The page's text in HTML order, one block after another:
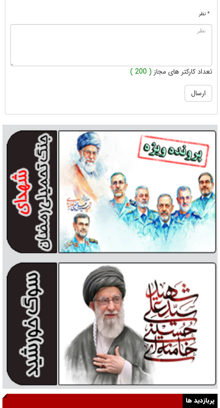
* نظر
تعداد کارکتر های مجاز ( 200 )
پربازدید ها